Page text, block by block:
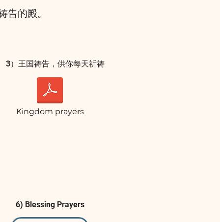
的殿。
3）王国祷告，供你每天祈祷
Kingdom prayers
6) Blessing Prayers